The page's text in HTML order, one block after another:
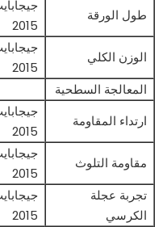
طول الورقة
2015
الوزن الكلي
2015
المعالجة السطحية
ارتداء المقاومة
2015
مقاومة التلوث
2015
تجربة عجلة
الكرسي
2015